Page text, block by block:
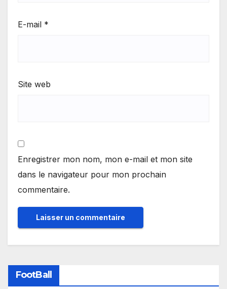
E-mail *
Site web
Enregistrer mon nom, mon e-mail et mon site
dans le navigateur pour mon prochain
commentaire.
FootBall